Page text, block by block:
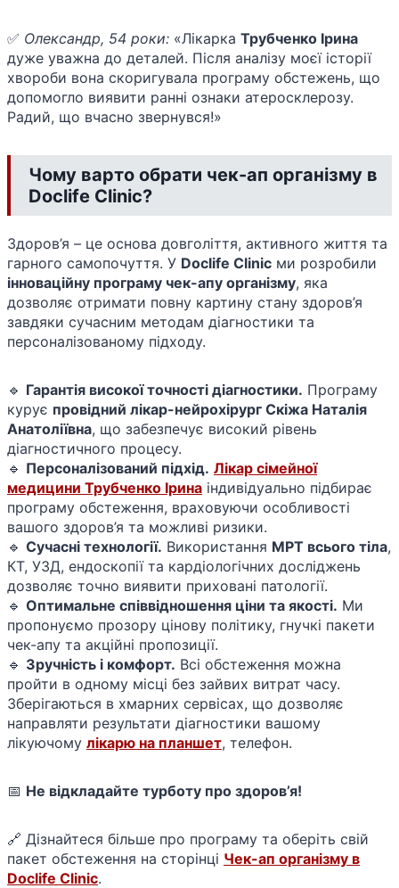
✅ Олександр, 54 роки: «Лікарка Трубченко Ірина
дуже уважна до деталей. Після аналізу моєї історії
хвороби вона скоригувала програму обстежень, що
допомогло виявити ранні ознаки атеросклерозу.
Радий, що вчасно звернувся!»
Чому варто обрати чек-ап організму в
Doclife Clinic?
Здоров’я – це основа довголіття, активного життя та
гарного самопочуття. У Doclife Clinic ми розробили
інноваційну програму чек-апу організму, яка
дозволяє отримати повну картину стану здоров’я
завдяки сучасним методам діагностики та
персоналізованому підходу.
🔹 Гарантія високої точності діагностики. Програму
курує провідний лікар-нейрохірург Скіжа Наталія
Анатоліївна, що забезпечує високий рівень
діагностичного процесу.
🔹 Персоналізований підхід. Лікар сімейної
медицини Трубченко Ірина індивідуально підбирає
програму обстеження, враховуючи особливості
вашого здоров’я та можливі ризики.
🔹 Сучасні технології. Використання МРТ всього тіла,
КТ, УЗД, ендоскопії та кардіологічних досліджень
дозволяє точно виявити приховані патології.
🔹 Оптимальне співвідношення ціни та якості. Ми
пропонуємо прозору цінову політику, гнучкі пакети
чек-апу та акційні пропозиції.
🔹 Зручність і комфорт. Всі обстеження можна
пройти в одному місці без зайвих витрат часу.
Зберігаються в хмарних сервісах, що дозволяє
направляти результати діагностики вашому
лікуючому лікарю на планшет, телефон.
📅 Не відкладайте турботу про здоров’я!
🔗 Дізнайтеся більше про програму та оберіть свій
пакет обстеження на сторінці Чек-ап організму в
Doclife Clinic.